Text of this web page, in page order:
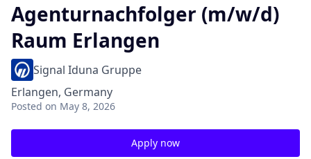
Agenturnachfolger (m/w/d)
Raum Erlangen
Signal Iduna Gruppe
Erlangen, Germany
Posted on May 8, 2026
Apply now